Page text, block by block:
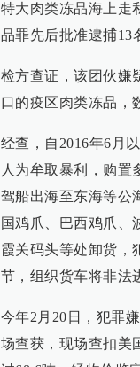
特大肉类冻品海上走
品罪先后批准逮捕13
检方查证，该团伙嫌
口的疫区肉类冻品，
经查，自2016年6月
人为牟取暴利，购置
驾船出海至东海等公
国鸡爪、巴西鸡爪、
霞关码头等处卸货，
节，组织货车将非法
今年2月20日，犯罪
场查获，现场查扣美